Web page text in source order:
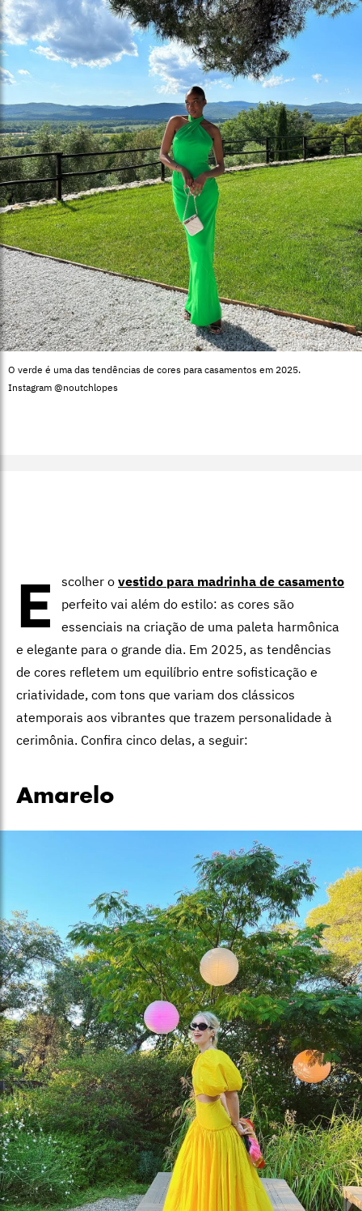
O verde é uma das tendências de cores para casamentos em 2025.
Instagram @noutchlopes
E scolher o vestido para madrinha de casamento
perfeito vai além do estilo: as cores são
essenciais na criação de uma paleta harmônica
e elegante para o grande dia. Em 2025, as tendências
de cores refletem um equilíbrio entre sofisticação e
criatividade, com tons que variam dos clássicos
atemporais aos vibrantes que trazem personalidade à
cerimônia. Confira cinco delas, a seguir:
Amarelo